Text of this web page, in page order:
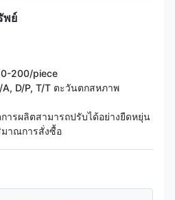
พย์
200/piece
A, D/P, T/T ตะวันตกสหภาพ
ารผลิตสามารถปรับได้อย่างยืดหยุ่น
าณการสั่งซื้อ